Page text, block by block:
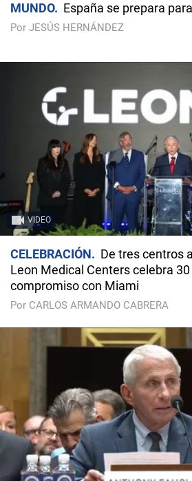
MUNDO España se prepara
Por JESÚS HERNÁNDEZ
VIDEO
CELEBRACIÓN
De tres centros
Leon Medical Centers celebra
compromiso con Miami
Por CARLOS ARMANDO CABRERA